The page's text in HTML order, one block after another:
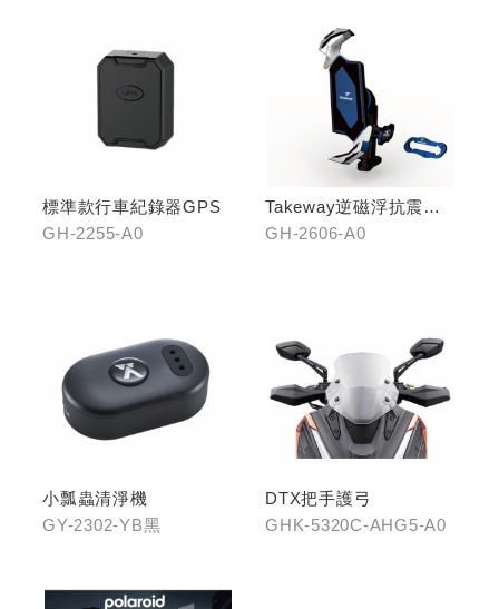
標準款行車紀錄器GPS
GH-2255-A0
Takeway逆磁浮抗震手
機架
GH-2606-A0
小瓢蟲清淨機
GY-2302-YB黑
DTX把手護弓
GHK-5320C-AHG5-A0